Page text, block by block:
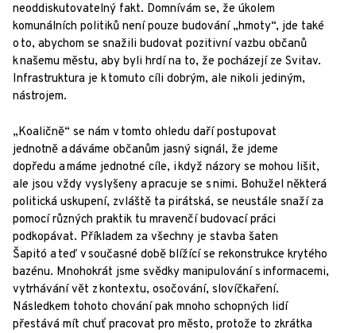
neoddiskutovatelný fakt. Domnívám se, že úkolem
komunálních politiků není pouze budování „hmoty“, jde také
o to, abychom se snažili budovat pozitivní vazbu občanů
k našemu městu, aby byli hrdí na to, že pocházejí ze Svitav.
Infrastruktura je k tomuto cíli dobrým, ale nikoli jediným,
nástrojem.
„Koaličně“ se nám v tomto ohledu daří postupovat
jednotně a dáváme občanům jasný signál, že jdeme
dopředu a máme jednotné cíle, i když názory se mohou lišit,
ale jsou vždy vyslyšeny a pracuje se s nimi. Bohužel některá
politická uskupení, zvláště ta pirátská, se neustále snaží za
pomocí různých praktik tu mravenčí budovací práci
podkopávat. Příkladem za všechny je stavba šaten
Šapitó a teď v současné době blížící se rekonstrukce krytého
bazénu. Mnohokrát jsme svědky manipulování s informacemi,
vytrhávání vět z kontextu, osočování, slovíčkaření.
Následkem tohoto chování pak mnoho schopných lidí
přestává mít chuť pracovat pro město, protože to zkrátka